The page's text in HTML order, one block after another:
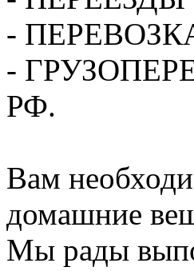
-
-
РФ.
Вам
домашние
Мы рады